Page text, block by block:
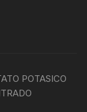
POTASICO